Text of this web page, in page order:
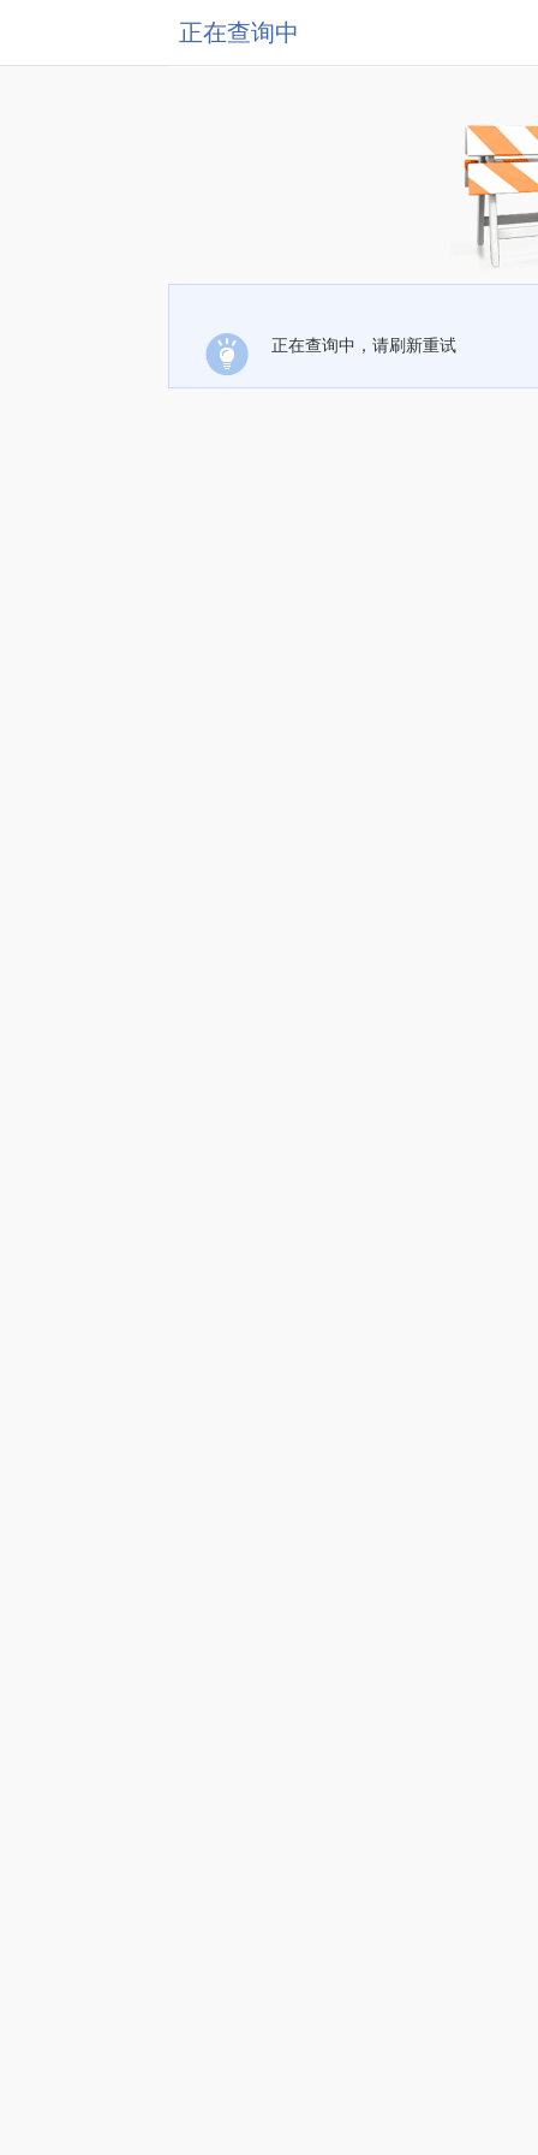
正在查询中
正在查询中，请刷新重试